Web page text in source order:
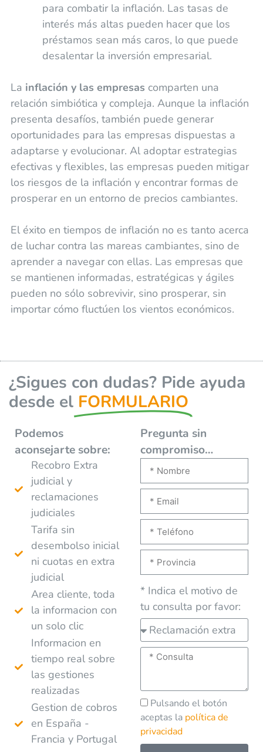
para combatir la inflación. Las tasas de
interés más altas pueden hacer que los
préstamos sean más caros, lo que puede
desalentar la inversión empresarial.
La inflación y las empresas comparten una
relación simbiótica y compleja. Aunque la inflación
presenta desafíos, también puede generar
oportunidades para las empresas dispuestas a
adaptarse y evolucionar. Al adoptar estrategias
efectivas y flexibles, las empresas pueden mitigar
los riesgos de la inflación y encontrar formas de
prosperar en un entorno de precios cambiantes.
El éxito en tiempos de inflación no es tanto acerca
de luchar contra las mareas cambiantes, sino de
aprender a navegar con ellas. Las empresas que
se mantienen informadas, estratégicas y ágiles
pueden no sólo sobrevivir, sino prosperar, sin
importar cómo fluctúen los vientos económicos.
¿Sigues con dudas? Pide ayuda
desde el FORMULARIO
Podemos
aconsejarte sobre:
Recobro Extra
judicial y
reclamaciones
judiciales
Tarifa sin
desembolso inicial
ni cuotas en extra
judicial
Area cliente, toda
la informacion con
un solo clic
Informacion en
tiempo real sobre
las gestiones
realizadas
Gestion de cobros
en España -
Francia y Portugal
Pregunta sin
compromiso…
* Indica el motivo de
tu consulta por favor:
Pulsando el botón
aceptas la política de
privacidad